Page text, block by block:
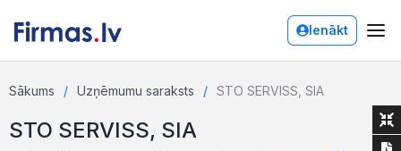
Ienākt
Sākums Uzņēmumu saraksts STO SERVISS, SIA
STO SERVISS, SIA